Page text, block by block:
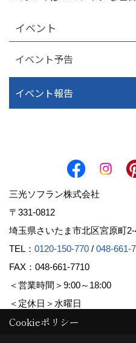
イベント
イベント予告
イベント報告
三光ソフラン株式会社
〒331-0812
埼玉県さいたま市北区宮原町
TEL： 0120-150-770 / 048-661-
FAX：048-661-7710
＜営業時間＞9:00～18:00
＜定休日＞水曜日
Cookieポリシー